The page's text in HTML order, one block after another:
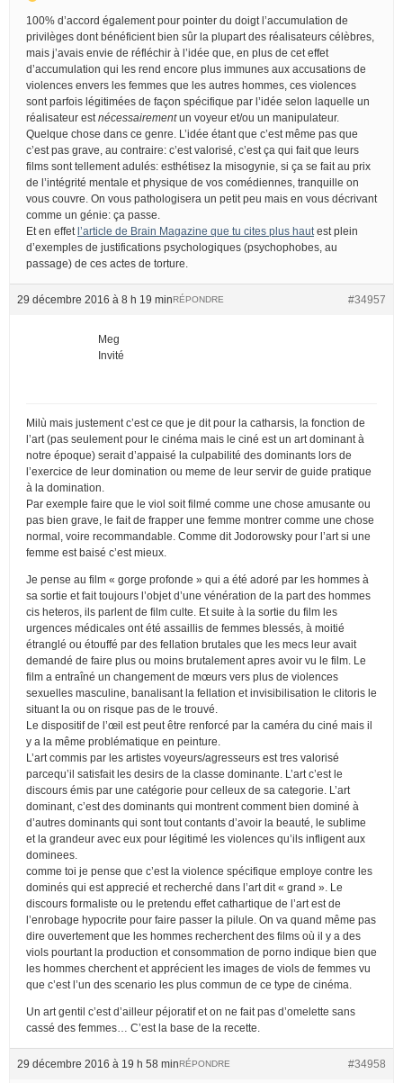
100% d’accord également pour pointer du doigt l’accumulation de
privilèges dont bénéficient bien sûr la plupart des réalisateurs célèbres,
mais j’avais envie de réfléchir à l’idée que, en plus de cet effet
d’accumulation qui les rend encore plus immunes aux accusations de
violences envers les femmes que les autres hommes, ces violences
sont parfois légitimées de façon spécifique par l’idée selon laquelle un
réalisateur est nécessairementun voyeur et/ou un manipulateur.
Quelque chose dans ce genre. L’idée étant que c’est même pas que
c’est pas grave, au contraire: c’est valorisé, c’est ça qui fait que leurs
films sont tellement adulés: esthétisez la misogynie, si ça se fait au prix
de l’intégrité mentale et physique de vos comédiennes, tranquille on
vous couvre. On vous pathologisera un petit peu mais en vous décrivant
comme un génie: ça passe.
Et en effet l’article de Brain Magazine que tu cites plus haut est plein
d’exemples de justifications psychologiques (psychophobes, au
passage) de ces actes de torture.
29 décembre 2016 à 8 h 19 min #34957
RÉPONDRE
Meg
Invité
Milù mais justement c’est ce que je dit pour la catharsis, la fonction de
l’art (pas seulement pour le cinéma mais le ciné est un art dominant à
notre époque) serait d’appaisé la culpabilité des dominants lors de
l’exercice de leur domination ou meme de leur servir de guide pratique
à la domination.
Par exemple faire que le viol soit filmé comme une chose amusante ou
pas bien grave, le fait de frapper une femme montrer comme une chose
normal, voire recommandable. Comme dit Jodorowsky pour l’art si une
femme est baisé c’est mieux.
Je pense au film « gorge profonde » qui a été adoré par les hommes à
sa sortie et fait toujours l’objet d’une vénération de la part des hommes
cis heteros, ils parlent de film culte. Et suite à la sortie du film les
urgences médicales ont été assaillis de femmes blessés, à moitié
étranglé ou étouffé par des fellation brutales que les mecs leur avait
demandé de faire plus ou moins brutalement apres avoir vu le film. Le
film a entraîné un changement de mœurs vers plus de violences
sexuelles masculine, banalisant la fellation et invisibilisation le clitoris le
situant la ou on risque pas de le trouvé.
Le dispositif de l’œil est peut être renforcé par la caméra du ciné mais il
y a la même problématique en peinture.
L’art commis par les artistes voyeurs/agresseurs est tres valorisé
parcequ’il satisfait les desirs de la classe dominante. L’art c’est le
discours émis par une catégorie pour celleux de sa categorie. L’art
dominant, c’est des dominants qui montrent comment bien dominé à
d’autres dominants qui sont tout contants d’avoir la beauté, le sublime
et la grandeur avec eux pour légitimé les violences qu’ils infligent aux
dominees.
comme toi je pense que c’est la violence spécifique employe contre les
dominés qui est apprecié et recherché dans l’art dit « grand ». Le
discours formaliste ou le pretendu effet cathartique de l’art est de
l’enrobage hypocrite pour faire passer la pilule. On va quand même pas
dire ouvertement que les hommes recherchent des films où il y a des
viols pourtant la production et consommation de porno indique bien que
les hommes cherchent et apprécient les images de viols de femmes vu
que c’est l’un des scenario les plus commun de ce type de cinéma.
Un art gentil c’est d’ailleur péjoratif et on ne fait pas d’omelette sans
cassé des femmes… C’est la base de la recette.
29 décembre 2016 à 19 h 58 min #34958
RÉPONDRE